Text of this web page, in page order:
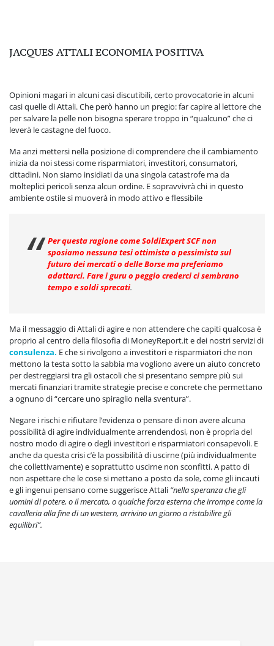
JACQUES ATTALI ECONOMIA POSITIVA
Opinioni magari in alcuni casi discutibili, certo provocatorie in alcuni
casi quelle di Attali. Che però hanno un pregio: far capire al lettore che
per salvare la pelle non bisogna sperare troppo in “qualcuno” che ci
leverà le castagne del fuoco.
Ma anzi mettersi nella posizione di comprendere che il cambiamento
inizia da noi stessi come risparmiatori, investitori, consumatori,
cittadini. Non siamo insidiati da una singola catastrofe ma da
molteplici pericoli senza alcun ordine. E sopravvivrà chi in questo
ambiente ostile si muoverà in modo attivo e flessibile
Per questa ragione come SoldiExpert SCF non
sposiamo nessuna tesi ottimista o pessimista sul
futuro dei mercati o delle Borse ma preferiamo
adattarci. Fare i guru o peggio crederci ci sembrano
tempo e soldi sprecati.
Ma il messaggio di Attali di agire e non attendere che capiti qualcosa è
proprio al centro della filosofia di MoneyReport.it e dei nostri servizi di
consulenza. E che si rivolgono a investitori e risparmiatori che non
mettono la testa sotto la sabbia ma vogliono avere un aiuto concreto
per destreggiarsi tra gli ostacoli che si presentano sempre più sui
mercati finanziari tramite strategie precise e concrete che permettano
a ognuno di “cercare uno spiraglio nella sventura”.
Negare i rischi e rifiutare l’evidenza o pensare di non avere alcuna
possibilità di agire individualmente arrendendosi, non è propria del
nostro modo di agire o degli investitori e risparmiatori consapevoli. E
anche da questa crisi c’è la possibilità di uscirne (più individualmente
che collettivamente) e soprattutto uscirne non sconfitti. A patto di
non aspettare che le cose si mettano a posto da sole, come gli incauti
e gli ingenui pensano come suggerisce Attali “nella speranza che gli
uomini di potere, o il mercato, o qualche forza esterna che irrompe come la
cavalleria alla fine di un western, arrivino un giorno a ristabilire gli
equilibri”.